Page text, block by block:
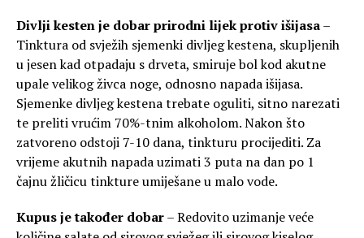
Divlji kesten je dobar prirodni lijek protiv išijasa–
Tinktura od svježih sjemenki divljeg kestena, skupljenih
u jesen kad otpadaju s drveta, smiruje bol kod akutne
upale velikog živca noge, odnosno napada išijasa.
Sjemenke divljeg kestena trebate oguliti, sitno narezati
te preliti vrućim 70%-tnim alkoholom. Nakon što
zatvoreno odstoji 7-10 dana, tinkturu procijediti. Za
vrijeme akutnih napada uzimati 3 puta na dan po 1
čajnu žličicu tinkture umiješane u malo vode.
Kupus je također dobar– Redovito uzimanje veće